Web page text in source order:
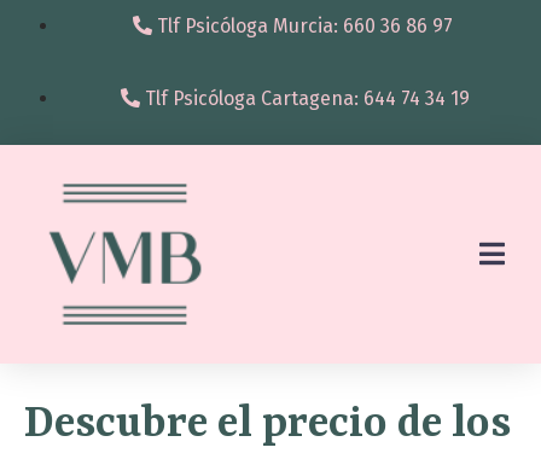
Tlf Psicóloga Murcia: 660 36 86 97
Tlf Psicóloga Cartagena: 644 74 34 19
Descubre el precio de los